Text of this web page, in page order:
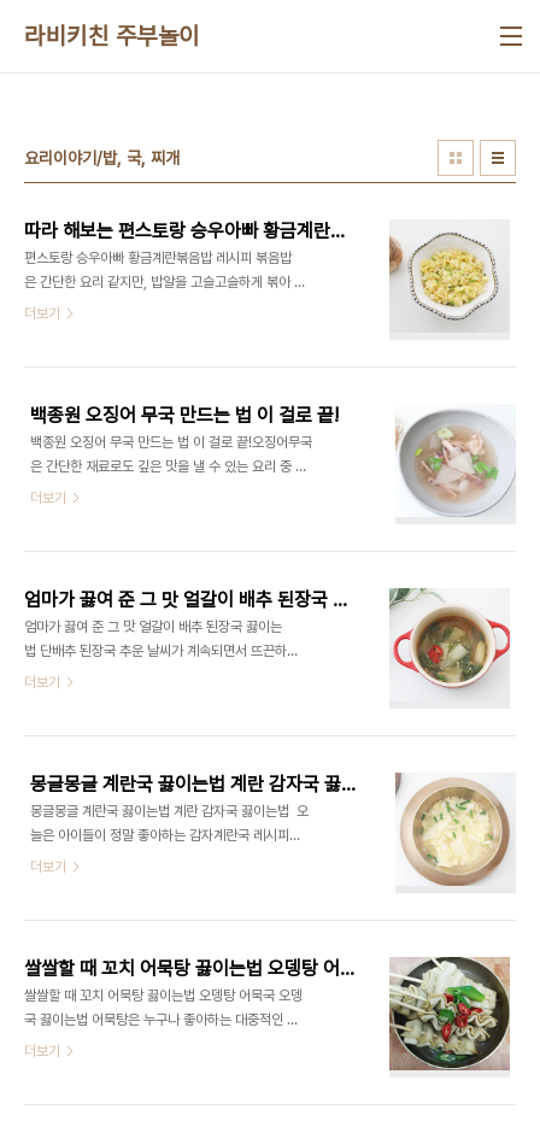
라비키친 주부놀이
요리이야기/밥, 국, 찌개
따라 해보는 편스토랑 승우아빠 황금계란볶음밥
편스토랑 승우아빠 황금계란볶음밥 레시피 볶음밥
은 간단한 요리 같지만, 밥알을 고슬고슬하게 볶아 깊
은 맛을 내는 것이 생각보다 어려웠어요. 중식 볶음
가 누구나 쉽게 따라 할 수 있는 황금계란볶음밥을 소
개했어요. 이 레시피는 중식 조리법을 활용해 실
패 없이 맛있는 볶음밥을 만들 수 있도록 구성되었어
요. 기본만 익혀도 김치볶음밥, 새우볶음밥, 햄볶음
밥 등 다양한 볶음밥으로 응용할 수 있다고 하니 만들
밥 레시피니 맛있게 만들어 보세요! ​ #편스토랑 #승
볶음밥 ..
더보기
백종원 오징어 무국 만드는 법 이 걸로 끝!
백종원 오징어 무국 만드는 법 이 걸로 끝!오징어무국
은 간단한 재료로도 깊은 맛을 낼 수 있는 요리 중 하
나입니다. 특히 백종원의 오징어무국 레시피는 조
히 소개해 드릴게요. ​백종원 오징어무국 끓이는법 오
징어국 레시피 요즘같이 쌀쌀한 날씨에는 따뜻한 국
물이 그리워질 때가 많죠. 그럴 때 오징어의 쫄깃한
식감과 무의 담백한 맛이 어우러진 국물은 속을 따뜻
하게 데워줄 뿐만 아니라 영양도 가득해요. 오징어는
화에 도움을 주는 재료로도 잘 알려져 있죠. ​#오징어
국..
더보기
엄마가 끓여 준 그 맛 얼갈이 배추 된장국 끓이는법 단배추 된장국
엄마가 끓여 준 그 맛 얼갈이 배추 된장국 끓이는
법 단배추 된장국 추운 날씨가 계속되면서 뜨끈하
고 구수한 국 한 그릇이 생각나는 요즘, 된장국은 한
랑하죠. 얼갈이배추는 아삭하면서도 부드러운 식
감 덕분에 국물 요리에 적합하며, 가볍게 끓여
도 그 깊은 맛이 좋아요~ 특히나 겨울철에는 얼갈이
가 저렴하기도 하고 된장국 끓였을때 맛있게 즐
길 수 있어요 이번에는 간단한 재료와 과정으로 얼갈
#얼갈이배추된장국 #단배추된장국 #된장국 #배추
국끓이는법 #얼갈이된장국 재료 준비..
더보기
몽글몽글 계란국 끓이는법 계란 감자국 끓이는법
몽글몽글 계란국 끓이는법 계란 감자국 끓이는법 오
늘은 아이들이 정말 좋아하는 감자계란국 레시피
를 소개하려고 해요. 요즘 같은 날씨에는 따끈한 국물
부담 없이 먹을 수 있고, 아침 식사나 해장국으로도
딱이에요. 국물이 시원하고 담백해서 남녀노소 누구
나 좋아할 맛이죠. 지금부터 초간단으로 감자계란국
끓이는 법 알려드릴게요! ​#감자국끓이는법 #계란국
#파계란국끓이는법 #초간단계란국끓이는법 #해장
란 2개 쪽파 약간 다진 마늘 1/2스푼 소금, 후추 코인
더보기
쌀쌀할 때 꼬치 어묵탕 끓이는법 오뎅탕 어묵국 오뎅국 끓이는법
쌀쌀할 때 꼬치 어묵탕 끓이는법 오뎅탕 어묵국 오뎅
국 끓이는법 어묵탕은 누구나 좋아하는 대중적인 음
식으로, 특히 날씨가 선선해지거나 가족들과 함께하
더보기